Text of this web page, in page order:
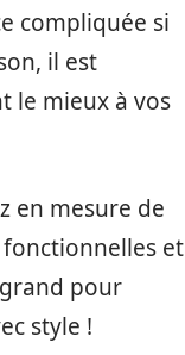
compliquée si
il est
le mieux à vos
en mesure de
et
pour
style !